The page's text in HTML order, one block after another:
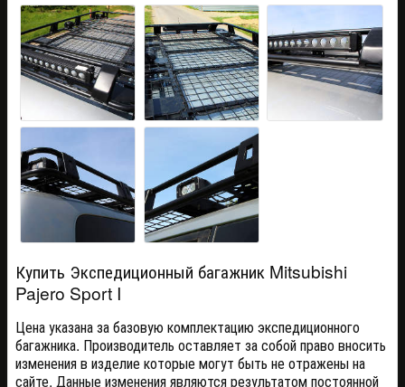
Купить Экспедиционный багажник Mitsubishi
Pajero Sport I
Цена указана за базовую комплектацию экспедиционного
багажника. Производитель оставляет за собой право вносить
изменения в изделие которые могут быть не отражены на
сайте. Данные изменения являются результатом постоянной